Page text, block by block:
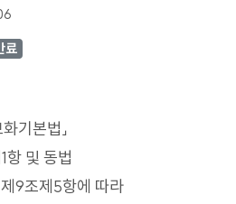
료
기본법」
항 및 동법
9조제5항에 따라